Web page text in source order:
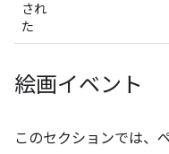
され
た
絵画イベント
このセクションでは、